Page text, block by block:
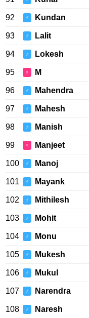
92 ♂ Kundan
93 ♂ Lalit
94 ♂ Lokesh
95 ♀ M
96 ♂ Mahendra
97 ♂ Mahesh
98 ♂ Manish
99 ♀ Manjeet
100 ♂ Manoj
101 ♂ Mayank
102 ♂ Mithilesh
103 ♂ Mohit
104 ♂ Monu
105 ♂ Mukesh
106 ♂ Mukul
107 ♂ Narendra
108 ♂ Naresh